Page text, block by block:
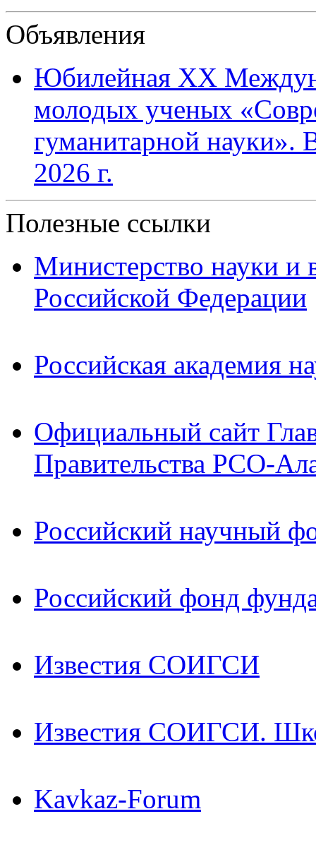
Объявления
Юбилейная XХ
молодых ученых
гуманитарной науки».
2026 г.
Полезные ссылки
Министерство науки и
Российской Федерации
Российская академия
Официальный сайт
Правительства РСО-
Российский научный
Российский фонд
Известия СОИГСИ
Известия СОИГСИ.
Kavkaz-Forum